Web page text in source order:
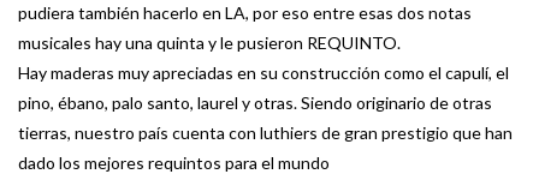
pudiera también hacerlo en LA, por eso entre esas dos notas
musicales hay una quinta y le pusieron REQUINTO.
Hay maderas muy apreciadas en su construcción como el capulí, el
pino, ébano, palo santo, laurel y otras. Siendo originario de otras
tierras, nuestro país cuenta con luthiers de gran prestigio que han
dado los mejores requintos para el mundo